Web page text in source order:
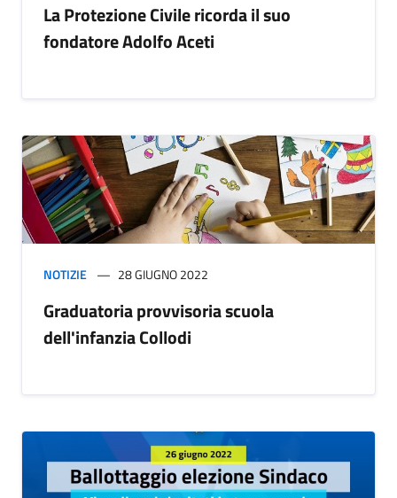
La Protezione Civile ricorda il suo
fondatore Adolfo Aceti
NOTIZIE 28 GIUGNO 2022
Graduatoria provvisoria scuola
dell'infanzia Collodi